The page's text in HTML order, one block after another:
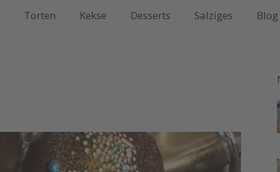
Torten Kekse Desserts Salziges Blog